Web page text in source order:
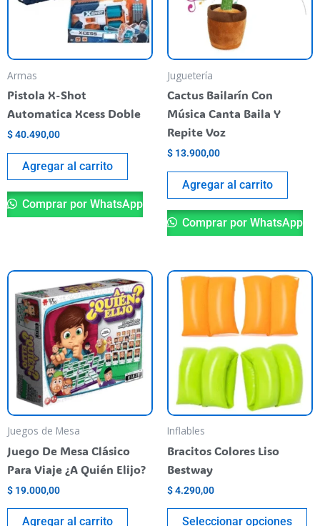
Armas
Pistola X-Shot
Automatica Xcess Doble
$40.490,00
Agregar al carrito
Comprar por WhatsApp
Juguetería
Cactus Bailarín Con
Música Canta Baila Y
Repite Voz
$ 13.900,00
Agregar al carrito
Comprar por WhatsApp
Juegos de Mesa
Juego De Mesa Clásico
Para Viaje ¿A Quién Elijo?
$ 19.000,00
Agregar al carrito
Inflables
Bracitos Colores Liso
Bestway
$4.290,00
Seleccionar opciones
se